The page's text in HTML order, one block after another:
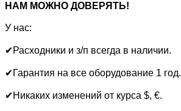
НАМ МОЖНО ДОВЕРЯТЬ!
У нас:
✔Расходники и з/п всегда в наличии.
✔Гарантия на все оборудование 1 год.
✔Никаких изменений от курса $, €.